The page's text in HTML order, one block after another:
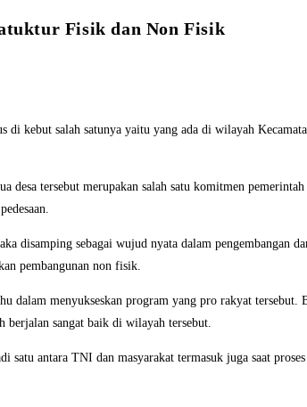
Fisik dan Non Fisik
kebut salah satunya yaitu yang ada di wilayah
tersebut merupakan salah satu komitmen
disamping sebagai wujud nyata dalam pengembangan
pembangunan non fisik.
dalam menyukseskan program yang pro rakyat
berjalan sangat baik di wilayah tersebut.
antara TNI dan masyarakat termasuk juga saat